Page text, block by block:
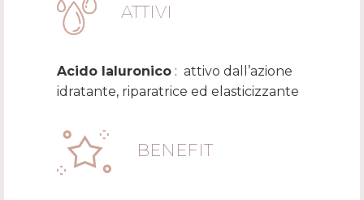
ATTIVI
Acido Ialuronico : attivo dall’azione
idratante, riparatrice ed elasticizzante
BENEFIT